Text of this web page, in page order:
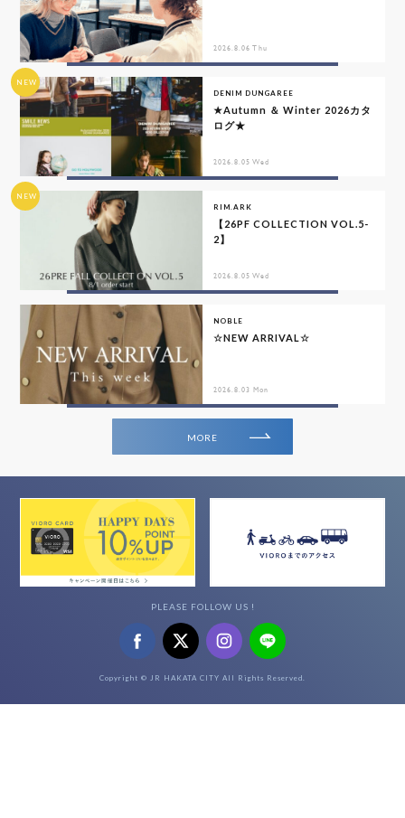
2026.8.06 Thu
NEW
DENIM DUNGAREE
★Autumn ＆ Winter 2026カタ
ログ★
2026.8.05 Wed
NEW
RIM.ARK
【26PF COLLECTION VOL.5-
2】
2026.8.05 Wed
NOBLE
☆NEW ARRIVAL☆
2026.8.03 Mon
MORE
PLEASE FOLLOW US !
Copyright © JR HAKATA CITY All Rights Reserved.